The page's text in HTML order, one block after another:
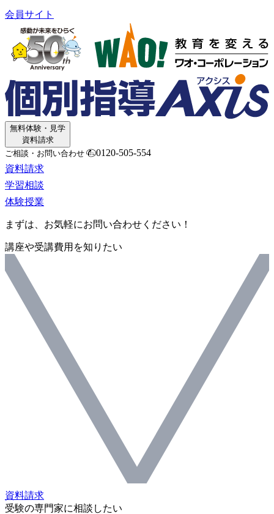
会員サイト
無料体験・見学
資料請求
ご相談・お問い合わせ
0120-505-554
資料請求
学習相談
体験授業
まずは、お気軽にお問い合わせください！
講座や受講費用を知りたい
資料請求
受験の専門家に相談したい